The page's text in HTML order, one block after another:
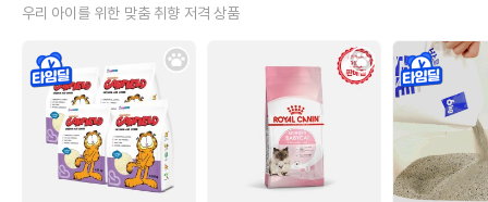
우리 아이를 위한 맞춤 취향 저격 상품